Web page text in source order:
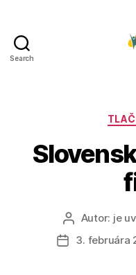
Search
Autor
článku
Autor: je
Dátum
3. februára